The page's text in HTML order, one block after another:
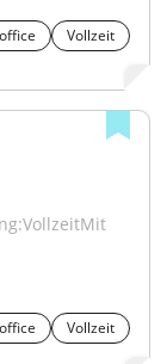
Vollzeit
Vollzeit